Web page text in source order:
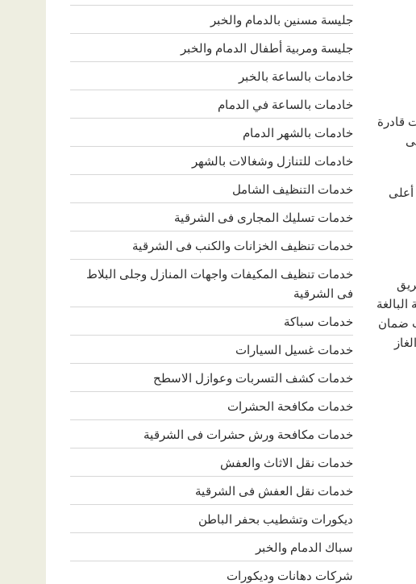
قادرة
ضمان
جليسة مسنين بالدمام والخبر
جليسة ومربية أطفال الدمام والخبر
خادمات بالساعة بالخبر
خادمات بالساعة في الدمام
خادمات بالشهر الدمام
خادمات للتنازل وشغالات بالشهر
خدمات التنظيف الشامل
خدمات تسليك المجارى فى الشرقية
خدمات تنظيف الخزانات والكنب فى الشرقية
خدمات تنظيف المكيفات واجهات المنازل وجلى البلاط
فى الشرقية
خدمات سباكة
خدمات غسيل السيارات
خدمات كشف التسربات وعوازل الاسطح
خدمات مكافحة الحشرات
خدمات مكافحة ورش حشرات فى الشرقية
خدمات نقل الاثاث والعفش
خدمات نقل العفش فى الشرقية
ديكورات وتشطيب بحفر الباطن
سباك الدمام والخبر
شركات دهانات وديكورات